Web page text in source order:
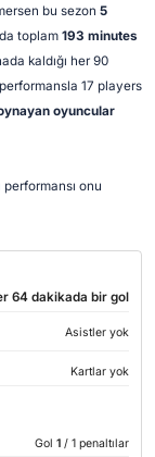
bu sezon 5
toplam 193 minutes
kaldığı her 90
17 players
oyuncular
performansı onu
64 dakikada bir gol
Asistler yok
Kartlar yok
Gol 1 / 1 penaltılar